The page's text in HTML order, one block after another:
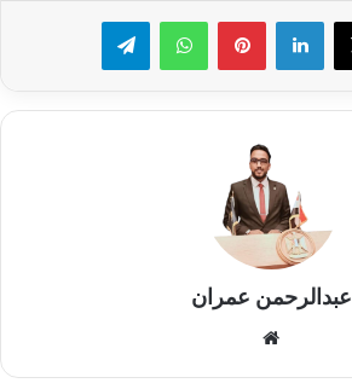
لينكدإن بينتيريستواتساب تيلقرام
عبدالرحمن عمران